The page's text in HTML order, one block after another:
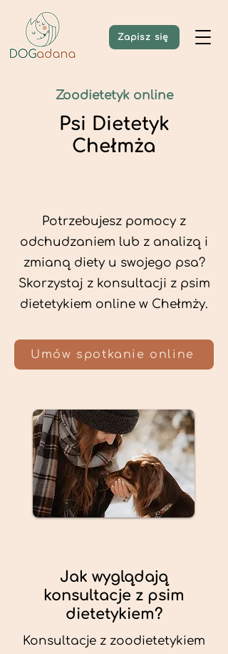
Zapisz się
Zoodietetyk online
Psi Dietetyk
Chełmża
Potrzebujesz pomocy z
odchudzaniem lub z analizą i
zmianą diety u swojego psa?
Skorzystaj z konsultacji z psim
dietetykiem online w Chełmży.
Umów spotkanie online
Jak wyglądają
konsultacje z psim
dietetykiem?
Konsultacje z zoodietetykiem